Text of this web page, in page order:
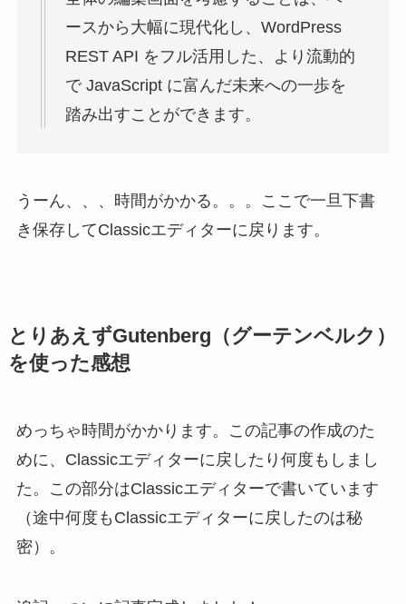
ースから大幅に現代化し、WordPress
REST API をフル活用した、より流動的
で JavaScript に富んだ未来への一歩を
踏み出すことができます。
うーん、、、時間がかかる。。。ここで一旦下書
き保存してClassicエディターに戻ります。
とりあえずGutenberg（グーテンベルク）
を使った感想
めっちゃ時間がかかります。この記事の作成のた
めに、Classicエディターに戻したり何度もしまし
た。この部分はClassicエディターで書いています
（途中何度もClassicエディターに戻したのは秘
密）。